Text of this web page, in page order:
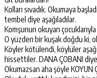
Kolları sıvadık. Okumaya
tembel diye aşağıladılar.
Komşunun okuyan
O yüzden bir kuşak doğdu ki,
Köyler kötülendi, köylüler
hissettiler. DANA ÇOBANI
Okumazsan aha şöyle KOYUN